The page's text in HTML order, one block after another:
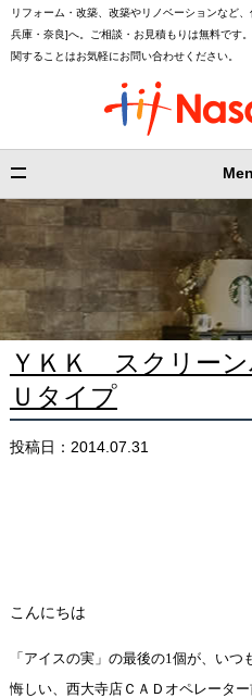
リフォーム・改築、改築やリノベーションなど
兵庫・奈良]へ。ご相談・お見積もりは無料です
関することはお気軽にお問い合わせください。
ＹＫＫ スクリー
Ｕタイプ
投稿日：2014.07.31
こんにちは
「アイスの実」の最後の1個が、 いつ
悔しい、 西大寺店ＣＡＤオペレーター